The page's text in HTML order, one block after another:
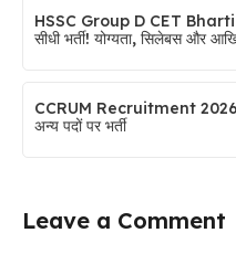
HSSC Group D CET Bharti
सीधी भर्ती! योग्यता, सिलेबस और
CCRUM Recruitment
अन्य पदों पर भर्ती
Leave a Comment